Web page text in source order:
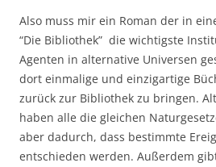
Also muss mir ein Roman der in
“Die Bibliothek” die wichtigste
Agenten in alternative Universen
dort einmalige und einzigartige
zurück zur Bibliothek zu bringen.
haben alle die gleichen
aber dadurch, dass bestimmte
entschieden werden. Außerdem